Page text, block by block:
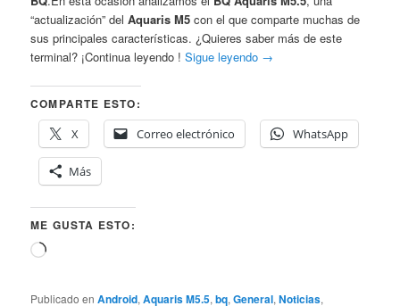
“actualización” delAquaris M5 con el que comparte muchas de
sus principales características. ¿Quieres saber más de este
terminal? ¡Continua leyendo !Sigue leyendo →
COMPARTE ESTO:
X
Correo electrónico WhatsApp
Más
ME GUSTA ESTO:
Cargando...
Publicado en Android,Aquaris M5.5,bq,General,Noticias,